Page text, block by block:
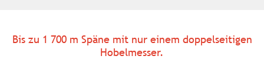
Bis zu 1 700 m Späne mit nur einem doppelseitigen
Hobelmesser.